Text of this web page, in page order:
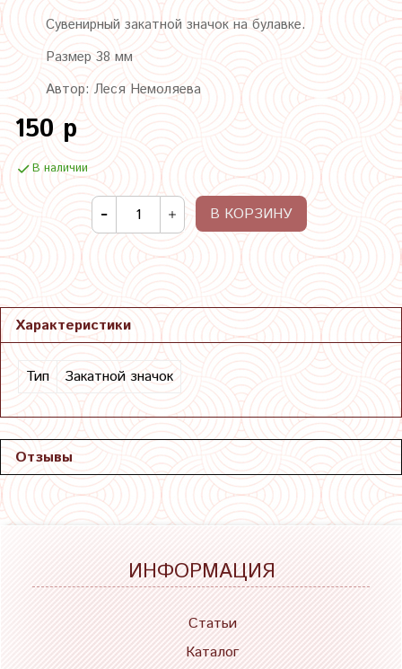
Сувенирный закатной значок на булавке.
Размер 38 мм
Автор: Леся Немоляева
150 р
В наличии
В КОРЗИНУ
Характеристики
Тип Закатной значок
Отзывы
ИНФОРМАЦИЯ
Статьи
Каталог